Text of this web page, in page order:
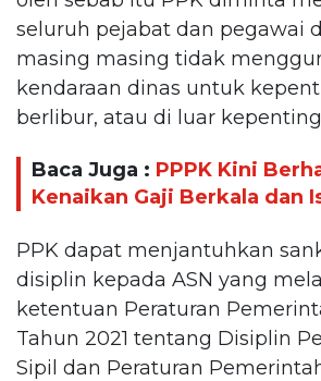
seluruh pejabat dan pegawai
masing masing tidak
kendaraan dinas untuk
berlibur, atau di luar
Baca Juga : PPPK Kini
Kenaikan Gaji Berkala dan
PPK dapat menjantuhkan
disiplin kepada ASN yang
ketentuan Peraturan
Tahun 2021 tentang Disiplin
Sipil dan Peraturan